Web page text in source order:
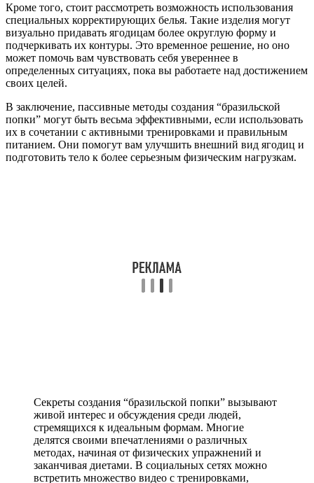
Кроме того, стоит рассмотреть возможность использования
специальных корректирующих белья. Такие изделия могут
визуально придавать ягодицам более округлую форму и
подчеркивать их контуры. Это временное решение, но оно
может помочь вам чувствовать себя увереннее в
определенных ситуациях, пока вы работаете над достижением
своих целей.
В заключение, пассивные методы создания “бразильской
попки” могут быть весьма эффективными, если использовать
их в сочетании с активными тренировками и правильным
питанием. Они помогут вам улучшить внешний вид ягодиц и
подготовить тело к более серьезным физическим нагрузкам.
Секреты создания “бразильской попки” вызывают
живой интерес и обсуждения среди людей,
стремящихся к идеальным формам. Многие
делятся своими впечатлениями о различных
методах, начиная от физических упражнений и
заканчивая диетами. В социальных сетях можно
встретить множество видео с тренировками,